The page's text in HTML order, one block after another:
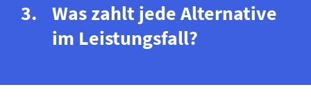
Was zahlt jede Alternative
im Leistungsfall?